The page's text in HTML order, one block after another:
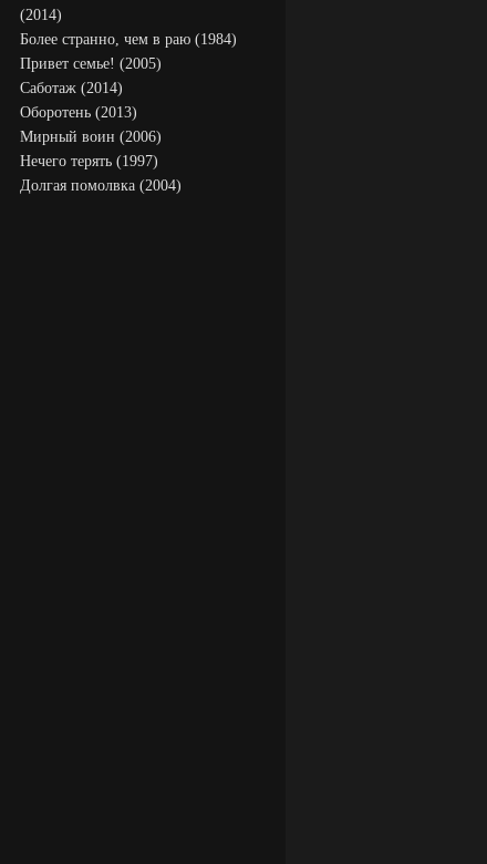
(2014)
Более странно, чем в раю (1984)
Привет семье! (2005)
Саботаж (2014)
Оборотень (2013)
Мирный воин (2006)
Нечего терять (1997)
Долгая помолвка (2004)